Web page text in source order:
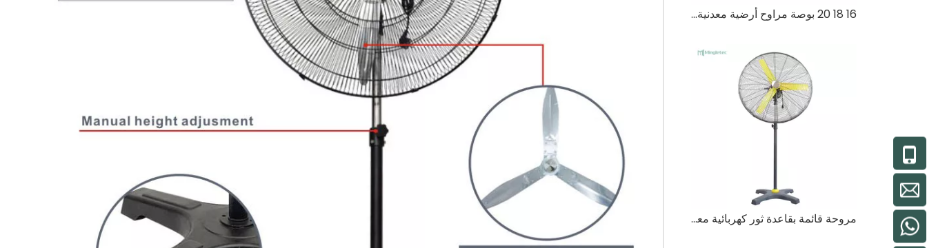
16 18 20 بوصة مراوح أرضية معدنية أكثر كفاءة في استخدام الطاقة
مروحة قائمة بقاعدة ثور كهربائية معدنية ذات ضغط عالٍ